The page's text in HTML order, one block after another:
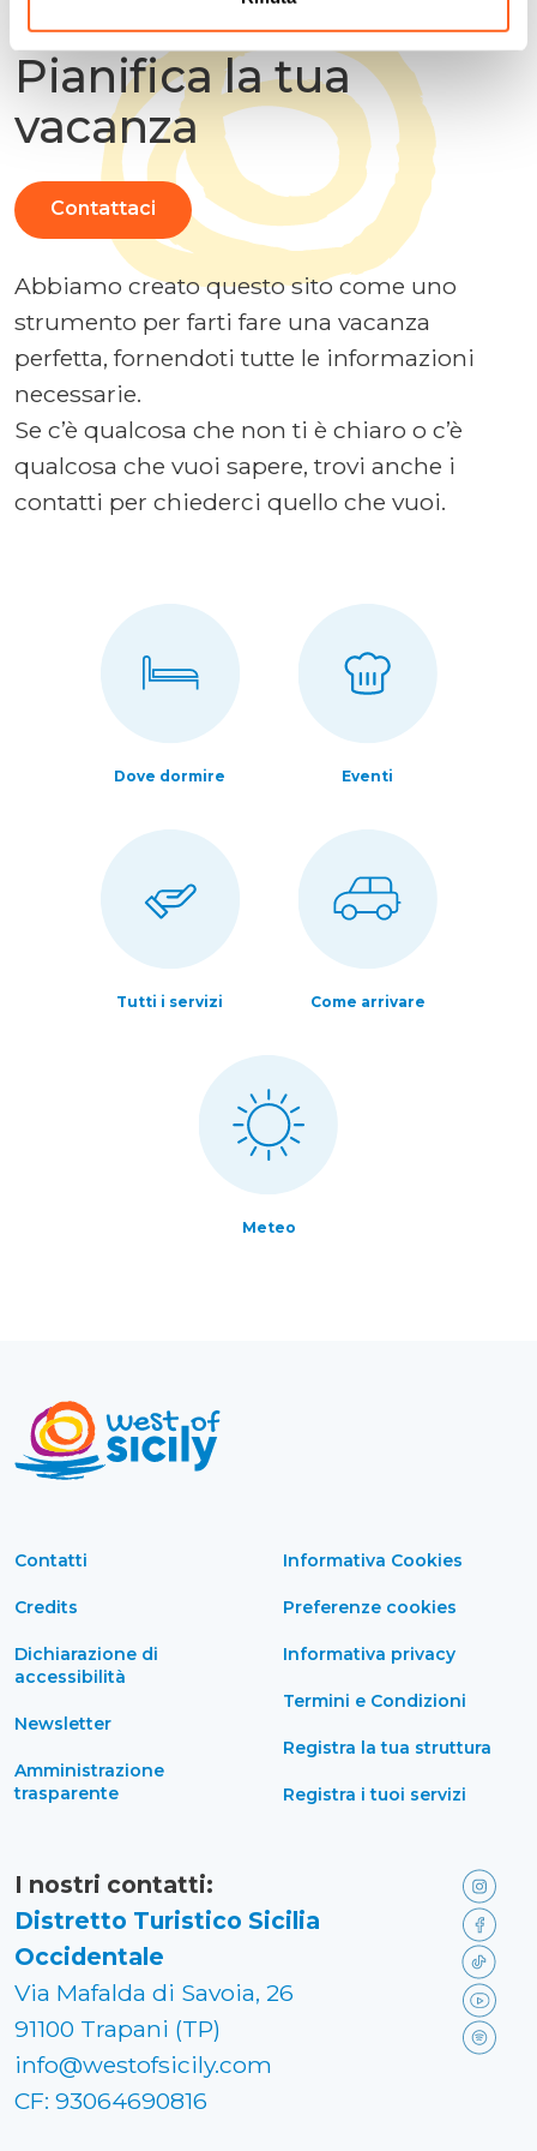
Cerchiamo di anticipare le tue domande
Pianifica la tua
vacanza
Contattaci
Abbiamo creato questo sito come uno
strumento per farti fare una vacanza
perfetta, fornendoti tutte le informazioni
necessarie.
Se c’è qualcosa che non ti è chiaro o c’è
qualcosa che vuoi sapere, trovi anche i
contatti per chiederci quello che vuoi.
Dove dormire Eventi
Tutti i servizi Come arrivare
Meteo
Contatti
Credits
Dichiarazione di
accessibilità
Newsletter
Amministrazione
trasparente
Informativa Cookies
Preferenze cookies
Informativa privacy
Termini e Condizioni
Registra la tua struttura
Registra i tuoi servizi
I nostri contatti:
Distretto Turistico Sicilia
Occidentale
Via Mafalda di Savoia, 26
91100 Trapani (TP)
info@westofsicily.com
CF: 93064690816